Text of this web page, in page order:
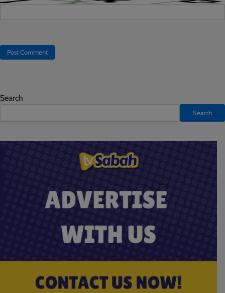
Search
Search